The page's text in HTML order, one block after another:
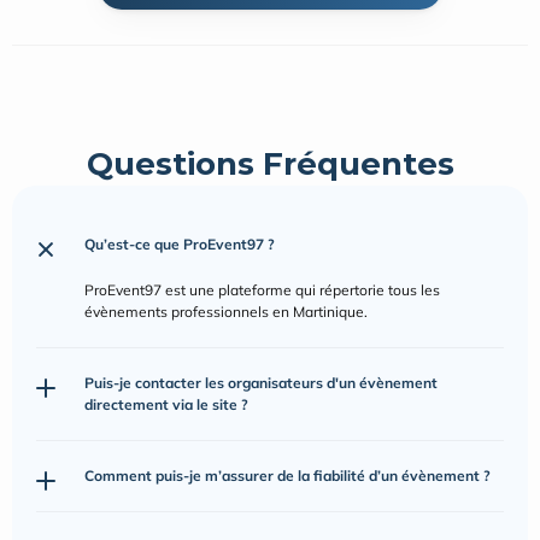
Questions Fréquentes
Qu’est-ce que ProEvent97 ?
ProEvent97 est une plateforme qui répertorie tous les
évènements professionnels en Martinique.
Puis-je contacter les organisateurs d'un évènement
directement via le site ?
Comment puis-je m’assurer de la fiabilité d’un évènement ?